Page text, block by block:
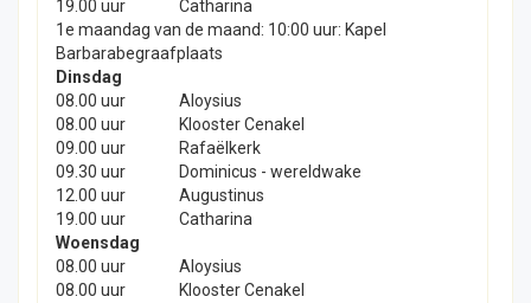
19.00 uur
Catharina
1e maandag van de maand: 10:00 uur: Kapel
Barbarabegraafplaats
Dinsdag
08.00 uur
Aloysius
08.00 uur
Klooster Cenakel
09.00 uur
Rafaëlkerk
09.30 uur
Dominicus - wereldwake
12.00 uur
Augustinus
19.00 uur
Catharina
Woensdag
08.00 uur
Aloysius
08.00 uur
Klooster Cenakel